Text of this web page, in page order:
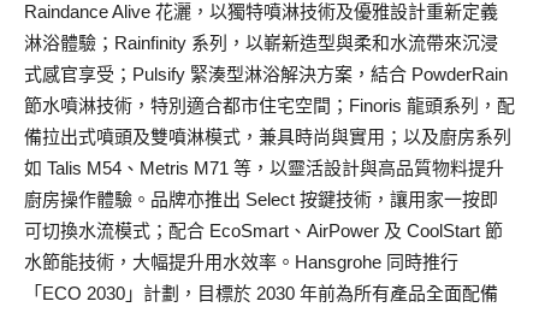
Raindance Alive 花灑，以獨特噴淋技術及優雅設計重新定義
淋浴體驗；Rainfinity 系列，以嶄新造型與柔和水流帶來沉浸
式感官享受；Pulsify 緊湊型淋浴解決方案，結合 PowderRain
節水噴淋技術，特別適合都市住宅空間；Finoris 龍頭系列，配
備拉出式噴頭及雙噴淋模式，兼具時尚與實用；以及廚房系列
如 Talis M54、Metris M71 等，以靈活設計與高品質物料提升
廚房操作體驗。品牌亦推出 Select 按鍵技術，讓用家一按即
可切換水流模式；配合 EcoSmart、AirPower 及 CoolStart 節
水節能技術，大幅提升用水效率。Hansgrohe 同時推行
「ECO 2030」計劃，目標於 2030 年前為所有產品全面配備